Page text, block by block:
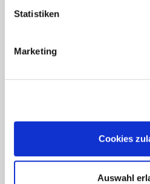
Statistiken
Marketing
Cookies
Auswahl
Mehr erfahren
17. März 2020